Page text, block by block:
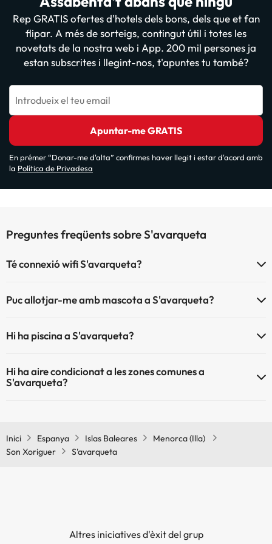
Rep GRATIS ofertes d'hotels dels bons, dels que et fan
flipar. A més de sorteigs, contingut útil i totes les
novetats de la nostra web i App. 200 mil persones ja
estan subscrites i llegint-nos, t'apuntes tu també?
Introdueix el teu email
Apuntar-me GRATIS
En prémer “Donar-me d'alta” confirmes haver llegit i estar d'acord amb
la Política de Privadesa
Preguntes freqüents sobre S'avarqueta
Té connexió wifi S'avarqueta?
Puc allotjar-me amb mascota a S'avarqueta?
Hi ha piscina a S'avarqueta?
tens més info sobre la piscina i altres instal·lacions.
Hi ha aire condicionat a les zones comunes a
S'avarqueta?
Inici Espanya Islas Baleares
Menorca (Illa)
Son Xoriguer
S'avarqueta
Altres iniciatives d'èxit del grup